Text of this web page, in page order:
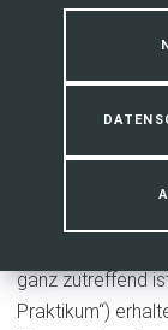
ganz zutreffend
Praktikum“)